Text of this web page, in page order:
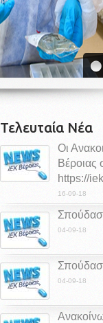
Τελευταία Νέα
Οι
https://
16-09-18
04-09-18
04-09-18